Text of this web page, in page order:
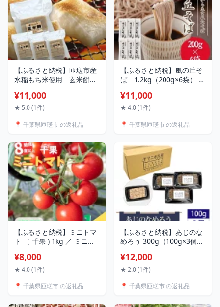
【ふるさと納税】匝瑳市産
水稲もち米使用 玄米餅
餅 送料無料 匝瑳市 千葉
¥11,000
★ 5.0 (1件)
📍 千葉県匝瑳市 の返礼品
【ふるさと納税】風の丘そ
ば 1.2kg（200g×6袋） ／
¥11,000
★ 4.0 (1件)
📍 千葉県匝瑳市 の返礼品
【ふるさと納税】ミニトマ
ト （ 千果 ) 1kg ／ ミニト
ト 千果 野菜
¥8,000
★ 4.0 (1件)
📍 千葉県匝瑳市 の返礼品
【ふるさと納税】あじのな
めろう 300g（100g×3個セ
千葉県産アジ使用 アジ あ
じ 鯵 丼 おつまみ 丼ぶり あ
用 急速冷凍 冷凍 千葉県 匝
¥12,000
★ 2.0 (1件)
📍 千葉県匝瑳市 の返礼品